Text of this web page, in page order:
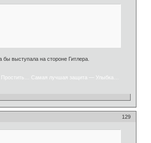
выступала на стороне Гитлера.
Самая лучшая защита — Улыбка…
129